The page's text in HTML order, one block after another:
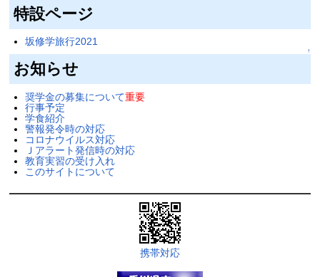
特設ページ
坂修学旅行2021
↑
お知らせ
奨学金の募集について重要
行事予定
学食紹介
警報発令時の対応
コロナウイルス対応
Ｊアラート発信時の対応
教育実習の受け入れ
このサイトについて
携帯対応